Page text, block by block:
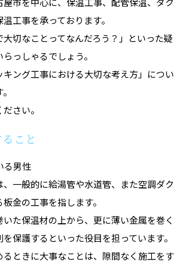
工事を承っております。
大切なことってなんだろう？」といった疑
っしゃるでしょう。
ング工事における大切な考え方」につい
さい。
こと
、一般的に給湯管や水道管、また空調ダク
金の工事を指します。
た保温材の上から、更に薄い金属を巻く
保護するといった役目を担っています。
るときに大事なことは、隙間なく施工をす